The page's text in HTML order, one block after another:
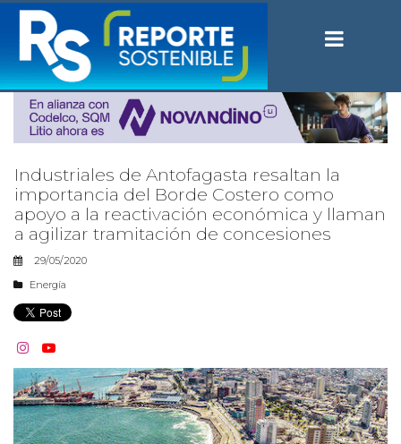
Industriales de Antofagasta resaltan la
importancia del Borde Costero como
apoyo a la reactivación económica y llaman
a agilizar tramitación de concesiones
29/05/2020
Energía
 